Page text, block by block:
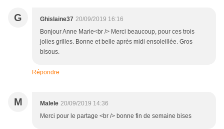
G Ghislaine37 20/09/2019 16:16
Bonjour Anne Marie<br /> Merci beaucoup, pour ces trois
jolies grilles. Bonne et belle après midi ensoleillée. Gros
bisous.
Répondre
M Malele 20/09/2019 14:36
Merci pour le partage <br /> bonne fin de semaine bises